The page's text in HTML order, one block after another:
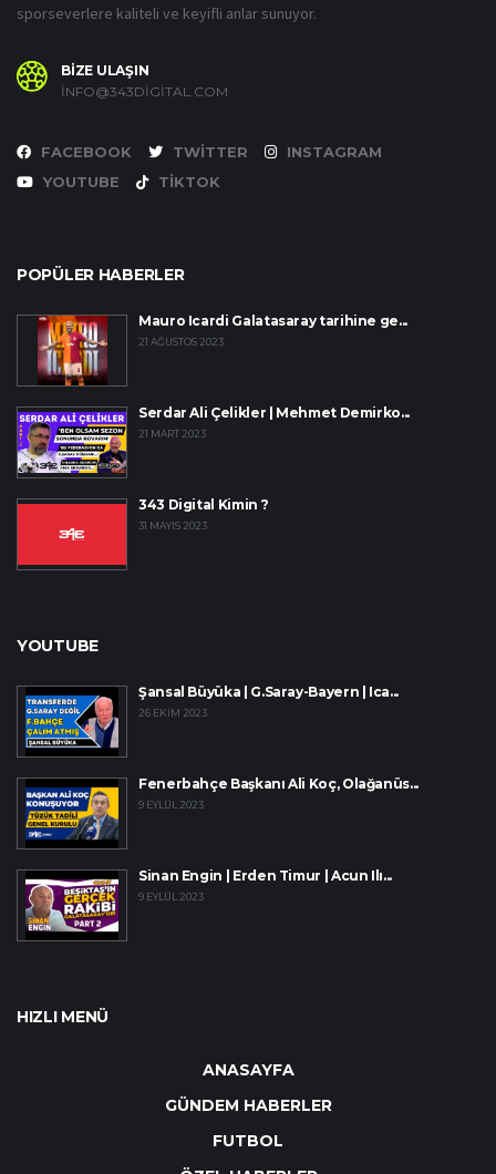
sporseverlere kaliteli ve keyifli anlar sunuyor.
BİZE ULAŞIN
INFO@343DIGITAL.COM
FACEBOOK TWITTER
INSTAGRAM
YOUTUBE
TIKTOK
POPÜLER HABERLER
Mauro Icardi Galatasaray tarihine ge...
21 AĞUSTOS 2023
Serdar Ali Çelikler | Mehmet Demirko...
21 MART 2023
343 Digital Kimin ?
31 MAYIS 2023
YOUTUBE
Şansal Büyüka | G.Saray-Bayern | Ica...
26 EKIM 2023
Fenerbahçe Başkanı Ali Koç, Olağanüs...
9 EYLÜL 2023
Sinan Engin | Erden Timur | Acun Ilı...
9 EYLÜL 2023
HIZLI MENÜ
ANASAYFA
GÜNDEM HABERLER
FUTBOL